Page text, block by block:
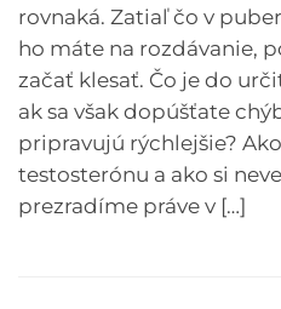
rovnaká. Zatiaľ čo v
ho máte na rozdávanie,
začať klesať. Čo je do
ak sa však dopúšťate
pripravujú rýchlejšie?
testosterónu a ako si
prezradíme práve v […]